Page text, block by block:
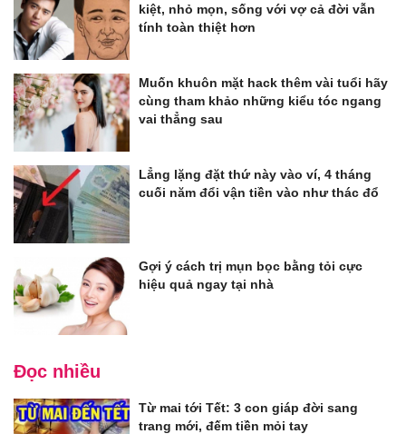
kiệt, nhỏ mọn, sống với vợ cả đời vẫn
tính toàn thiệt hơn
Muốn khuôn mặt hack thêm vài tuổi hãy
cùng tham khảo những kiểu tóc ngang
vai thẳng sau
Lẳng lặng đặt thứ này vào ví, 4 tháng
cuối năm đổi vận tiền vào như thác đổ
Gợi ý cách trị mụn bọc bằng tỏi cực
hiệu quả ngay tại nhà
Đọc nhiều
Từ mai tới Tết: 3 con giáp đời sang
trang mới, đếm tiền mỏi tay